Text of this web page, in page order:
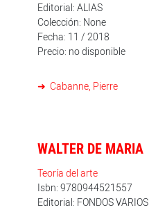
Editorial: ALIAS
Colección: None
Fecha: 11 / 2018
Precio: no disponible
Cabanne, Pierre
WALTER DE MARIA
Teoría del arte
Isbn: 9780944521557
Editorial: FONDOS VARIOS